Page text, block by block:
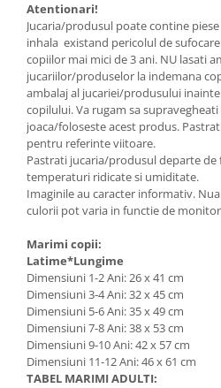
Atentionari!
Jucaria/produsul poate contine
inhala existand pericolul de
copiilor mai mici de 3 ani. NU lasati
jucariilor/produselor la indemana
ambalaj al jucariei/produsului
copilului. Va rugam sa
joaca/foloseste acest produs.
pentru referinte viitoare.
Pastrati jucaria/produsul departe
temperaturi ridicate si umiditate.
Imaginile au caracter informativ.
culorii pot varia in functie de
Marimi copii:
Latime*Lungime
Dimensiuni 1-2 Ani: 26 x 41 cm
Dimensiuni 3-4 Ani: 32 x 45 cm
Dimensiuni 5-6 Ani: 35 x 49 cm
Dimensiuni 7-8 Ani: 38 x 53 cm
Dimensiuni 9-10 Ani: 42 x 57 cm
Dimensiuni 11-12 Ani: 46 x 61 cm
TABEL MARIMI ADULTI: